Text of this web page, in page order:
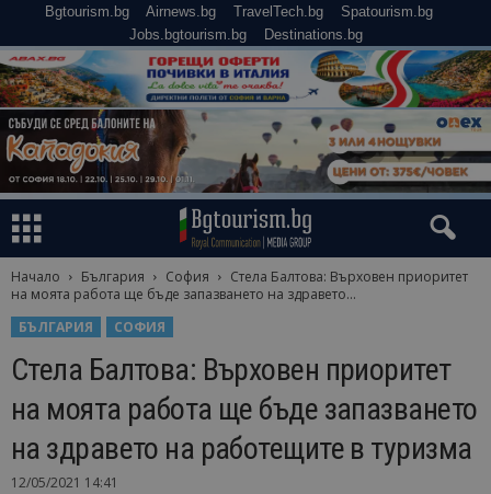
Bgtourism.bg Airnews.bg TravelTech.bg
Spatourism.bg
Jobs.bgtourism.bg
Destinations.bg
Начало България София
Стела Балтова: Върховен приоритет
на моята работа ще бъде запазването на здравето...
БЪЛГАРИЯ
СОФИЯ
Стела Балтова: Върховен приоритет
на моята работа ще бъде запазването
на здравето на работещите в туризма
12/05/2021 14:41